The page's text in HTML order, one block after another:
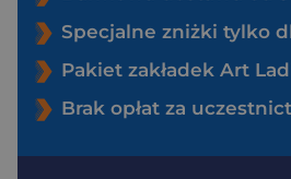
Specjalne zniżki tylko
Pakiet zakładek Art
Brak opłat za